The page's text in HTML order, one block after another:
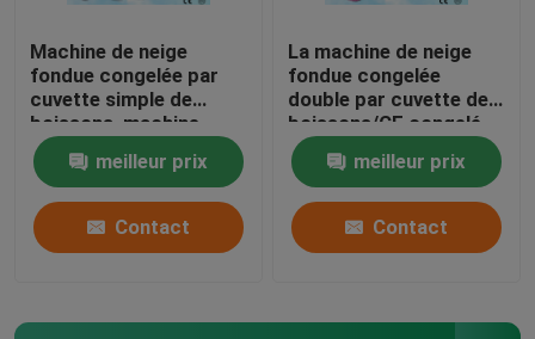
Machine de neige
fondue congelée par
cuvette simple de
boissons, machine
professionnelle de
fabricant de Slushie
meilleur prix
Contact
La machine de neige
fondue congelée
double par cuvette de
boissons/CE congelé
de machine de jus a
approuvémeilleur prix
Contact